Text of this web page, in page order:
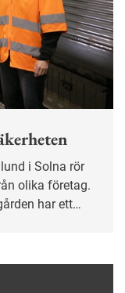
olika företag.
har ett